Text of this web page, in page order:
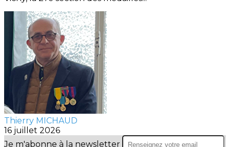
Thierry MICHAUD
16 juillet 2026
Je m'abonne à la newsletter